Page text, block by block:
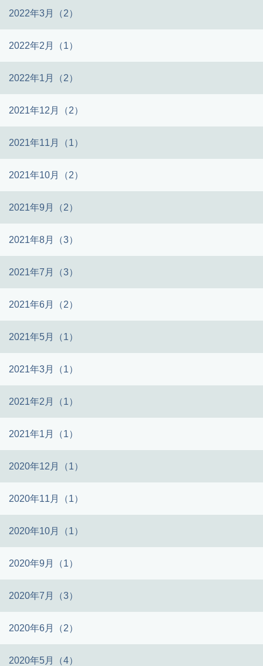
2022年3月（2）
2022年2月（1）
2022年1月（2）
2021年12月（2）
2021年11月（1）
2021年10月（2）
2021年9月（2）
2021年8月（3）
2021年7月（3）
2021年6月（2）
2021年5月（1）
2021年3月（1）
2021年2月（1）
2021年1月（1）
2020年12月（1）
2020年11月（1）
2020年10月（1）
2020年9月（1）
2020年7月（3）
2020年6月（2）
2020年5月（4）